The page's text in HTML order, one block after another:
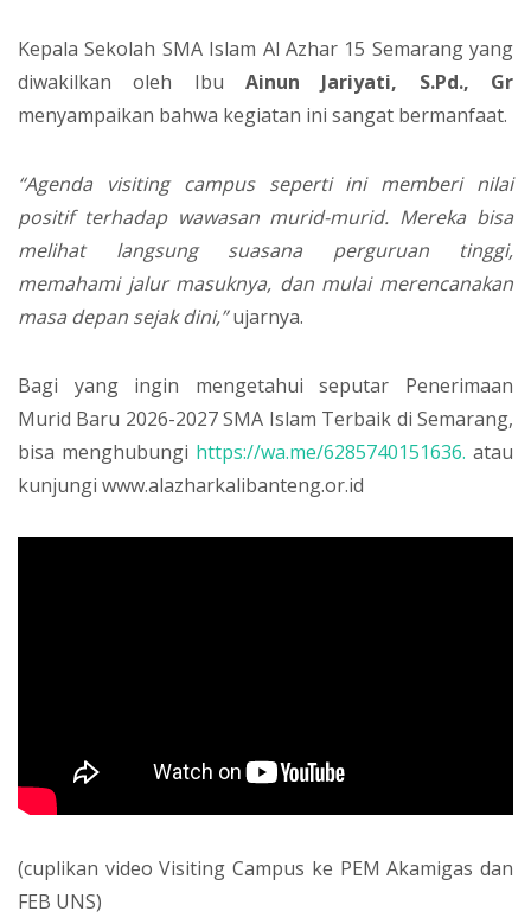
Kepala Sekolah SMA Islam Al Azhar 15 Semarang yang
diwakilkan oleh Ibu Ainun Jariyati, S.Pd., Gr
menyampaikan bahwa kegiatan ini sangat bermanfaat.
“Agenda visiting campus seperti ini memberi nilai
positif terhadap wawasan murid-murid. Mereka bisa
melihat langsung suasana perguruan tinggi,
memahami jalur masuknya, dan mulai merencanakan
masa depan sejak dini,”ujarnya.
Bagi yang ingin mengetahui seputar Penerimaan
Murid Baru 2026-2027 SMA Islam Terbaik di Semarang,
bisa menghubungi https://wa.me/6285740151636. atau
kunjungi www.alazharkalibanteng.or.id
(cuplikan video Visiting Campus ke PEM Akamigas dan
FEB UNS)